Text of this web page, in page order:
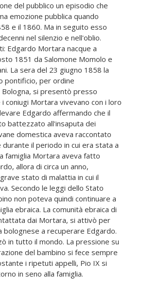
del pubblico un episodio che
emozione pubblica quando
e il 1860. Ma in seguito esso
nel silenzio e nell'oblio.
Edgardo Mortara nacque a
1851 da Salomone Momolo e
La sera del 23 giugno 1858 la
pontificio, per ordine
si presentò presso
coniugi Mortara vivevano con i loro
Edgardo affermando che il
battezzato all'insaputa dei
domestica aveva raccontato
durante il periodo in cui era stata a
famiglia Mortara aveva fatto
allora di circa un anno,
stato di malattia in cui il
Secondo le leggi dello Stato
non poteva quindi continuare a
ebraica. La comunità ebraica di
dai Mortara, si attivò per
bolognese a recuperare Edgardo.
in tutto il mondo. La pressione su
del bambino si fece sempre
i ripetuti appelli, Pio IX si
in seno alla famiglia.